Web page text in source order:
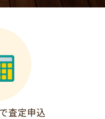
査定申込